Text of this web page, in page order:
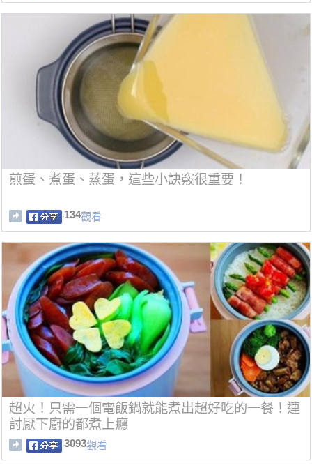
煎蛋、煮蛋、蒸蛋，這些小訣竅很重要！
134觀看
超火！只需一個電飯鍋就能煮出超好吃的一餐！連
討厭下廚的都煮上癮
3093觀看